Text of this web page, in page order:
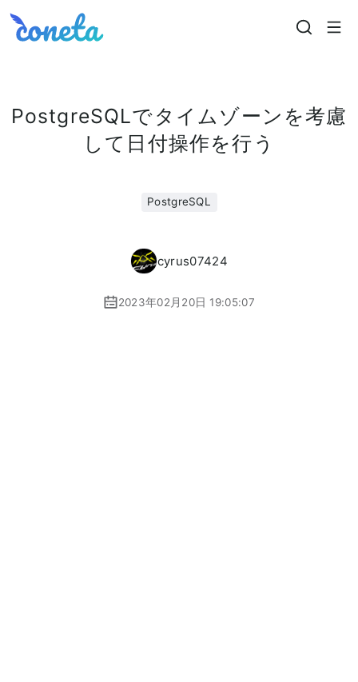
Coneta
PostgreSQLでタイムゾーンを考慮
して日付操作を行う
PostgreSQL
cyrus07424
2023年02月20日 19:05:07